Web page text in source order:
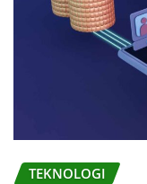
TEKNOLOGI